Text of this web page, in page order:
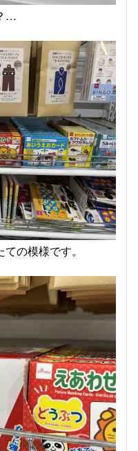
…
の模様です。